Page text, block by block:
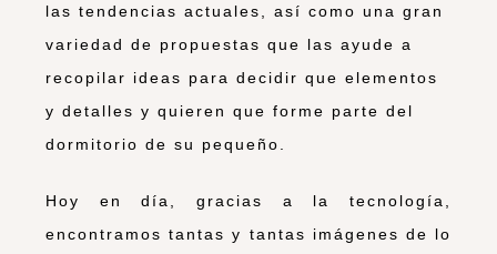
las tendencias actuales, así como una gran
variedad de propuestas que las ayude a
recopilar ideas para decidir que elementos
y detalles y quieren que forme parte del
dormitorio de su pequeño.
Hoy en día, gracias a la tecnología,
encontramos tantas y tantas imágenes de lo